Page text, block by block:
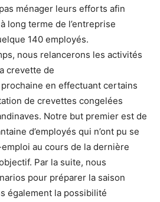
ménager leurs efforts afin
long terme de l’entreprise
140 employés.
nous relancerons les activités
crevette de
prochaine en effectuant certains
de crevettes congelées
Notre but premier est de
d’employés qui n’ont pu se
au cours de la dernière
Par la suite, nous
pour préparer la saison
également la possibilité